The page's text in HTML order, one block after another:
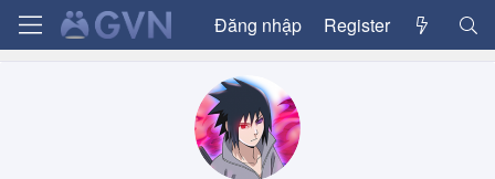
Đăng nhập Register